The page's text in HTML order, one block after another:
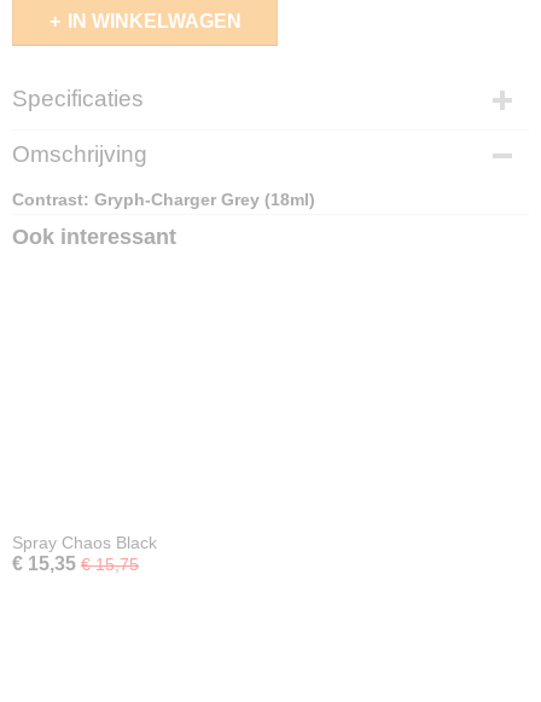
IN WINKELWAGEN
Specificaties
EAN code
5011921120925
Omschrijving
Contrast: Gryph-Charger Grey (18ml)
Ook interessant
Spray Chaos Black
€ 15,35 € 15,75